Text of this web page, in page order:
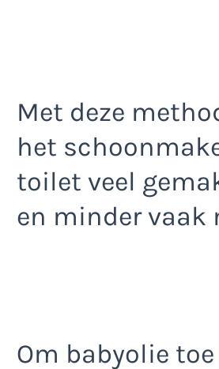
Met deze
het
toilet veel
en minder vaak
Om babyolie